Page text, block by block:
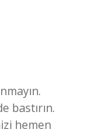
bastırın.
hemen